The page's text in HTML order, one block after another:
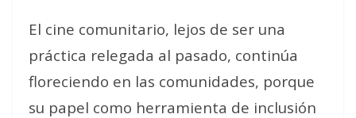
El cine comunitario, lejos de ser una
práctica relegada al pasado, continúa
floreciendo en las comunidades, porque
su papel como herramienta de inclusión